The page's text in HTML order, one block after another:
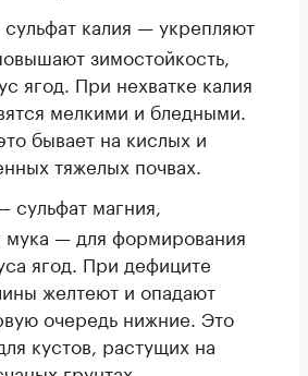
калия — укрепляют
зимостойкость,
ягод. При нехватке калия
мелкими и бледными.
бывает на кислых и
тяжелых почвах.
сульфат магния,
мука — для формирования
ягод. При дефиците
желтеют и опадают
очередь нижние. Это
кустов, растущих на